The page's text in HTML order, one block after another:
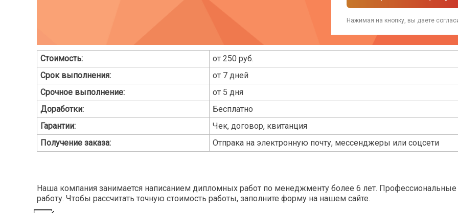
Нажимая на кнопку, вы даете
Стоимость:
от 250 руб.
Срок выполнения:
от 7 дней
Срочное выполнение:
от 5 дня
Доработки:
Бесплатно
Гарантии:
Чек, договор, квитанция
Получение заказа:
Отпрака на электронную почту, мессенджеры или соцсети
Наша компания занимается написанием дипломных работ по менеджменту более 6 лет.
работу. Чтобы рассчитать точную стоимость работы, заполните форму на нашем сайте.